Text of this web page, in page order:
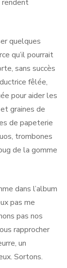
rendent
quelques
qu’il pourrait
sans succès
fêlée,
pour aider les
graines de
de papeterie
trombones
de la gomme
dans l’album
pas me
pas nos
rapprocher
un
Sortons.